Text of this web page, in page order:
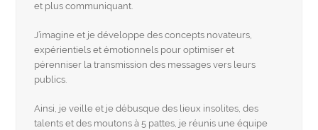
et plus communiquant.
J’imagine et je développe des concepts novateurs,
expérientiels et émotionnels pour optimiser et
pérenniser la transmission des messages vers leurs
publics.
Ainsi, je veille et je débusque des lieux insolites, des
talents et des moutons à 5 pattes, je réunis une équipe